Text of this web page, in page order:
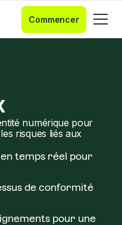
Commencer
numérique pour
risques liés aux
temps réel pour
de conformité
pour une